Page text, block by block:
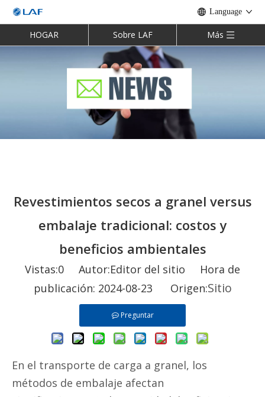
Language
HOGAR Sobre LAF Más
Revestimientos secos a granel versus
embalaje tradicional: costos y
beneficios ambientales
Vistas:0 Autor:Editor del sitio Hora de
publicación: 2024-08-23 Origen:Sitio
Preguntar
En el transporte de carga a granel, los
métodos de embalaje afectan